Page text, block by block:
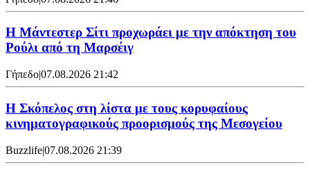
Η Μάντεστερ Σίτι προχωράει με την απόκτηση του
Ρούλι από τη Μαρσέιγ
Γήπεδο|07.08.2026 21:42
Η Σκόπελος στη λίστα με τους κορυφαίους
κινηματογραφικούς προορισμούς της Μεσογείου
Buzzlife|07.08.2026 21:39